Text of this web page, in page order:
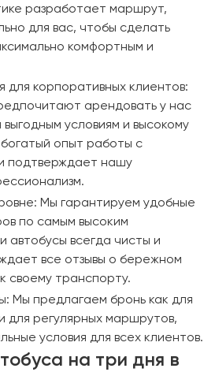
разработает маршрут,
для вас, чтобы сделать
комфортным и
для корпоративных клиентов:
арендовать у нас
условиям и высокому
опыт работы с
подтверждает нашу
Мы гарантируем удобные
по самым высоким
всегда чисты и
все отзывы о бережном
своему транспорту.
Мы предлагаем бронь как для
для регулярных маршрутов,
условия для всех клиентов.
на три дня в